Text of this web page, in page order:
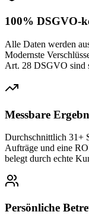
100% DSGVO-
Alle Daten werden
Modernste
Art. 28 DSGVO sind
Messbare
Durchschnittlich 31+
Aufträge und eine
belegt durch echte
Persönliche